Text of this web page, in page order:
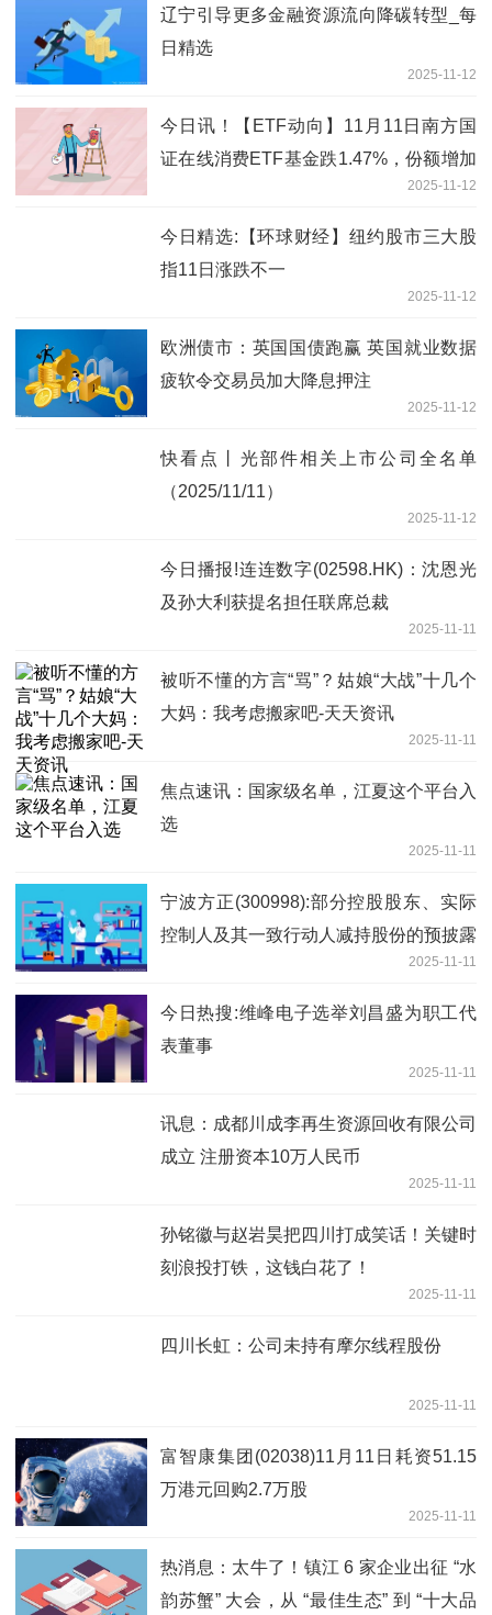
辽宁引导更多金融资源流向降碳转型_每
日精选
2025-11-12
今日讯！【ETF动向】11月11日南方国
证在线消费ETF基金跌1.47%，份额增加
2025-11-12
今日精选:【环球财经】纽约股市三大股
指11日涨跌不一
2025-11-12
欧洲债市：英国国债跑赢 英国就业数据
疲软令交易员加大降息押注
2025-11-12
快看点丨光部件相关上市公司全名单
（2025/11/11）
2025-11-12
今日播报!连连数字(02598.HK)：沈恩光
及孙大利获提名担任联席总裁
2025-11-11
被听不懂的方言“骂”？姑娘“大战”十几个
大妈：我考虑搬家吧-天天资讯
2025-11-11
焦点速讯：国家级名单，江夏这个平台入
选
2025-11-11
宁波方正(300998):部分控股股东、实际
控制人及其一致行动人减持股份的预披露
2025-11-11
今日热搜:维峰电子选举刘昌盛为职工代
表董事
2025-11-11
讯息：成都川成李再生资源回收有限公司
成立 注册资本10万人民币
2025-11-11
孙铭徽与赵岩昊把四川打成笑话！关键时
刻浪投打铁，这钱白花了！
2025-11-11
四川长虹：公司未持有摩尔线程股份
2025-11-11
富智康集团(02038)11月11日耗资51.15
万港元回购2.7万股
2025-11-11
热消息：太牛了！镇江 6 家企业出征 “水
韵苏蟹” 大会，从 “最佳生态” 到 “十大品